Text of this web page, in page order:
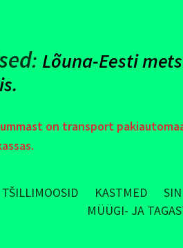
: Lõuna-Eesti
on transport
TŠILLIMOOSID KASTMED
MÜÜGI- JA